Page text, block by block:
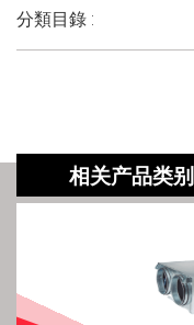
分類目錄 :
相关产品类别